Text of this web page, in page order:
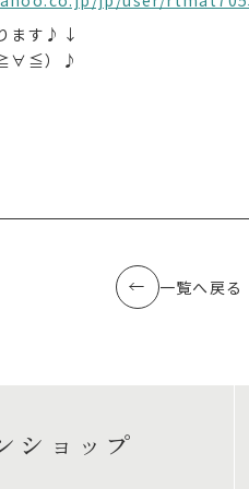
ます♪↓
≧∀≦）♪
一覧へ戻る
ショップ